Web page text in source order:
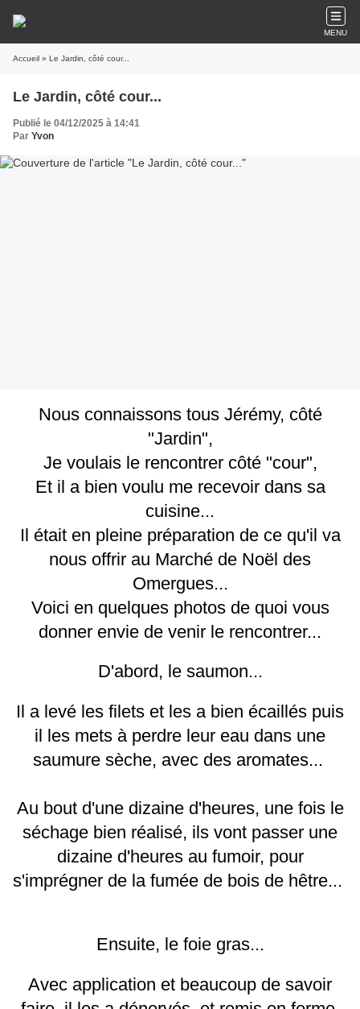
MENU
Accueil » Le Jardin, côté cour...
Le Jardin, côté cour...
Publié le 04/12/2025 à 14:41
Par Yvon
Nous connaissons tous Jérémy, côté
"Jardin",
Je voulais le rencontrer côté "cour",
Et il a bien voulu me recevoir dans sa
cuisine...
Il était en pleine préparation de ce qu'il va
nous offrir au Marché de Noël des
Omergues...
Voici en quelques photos de quoi vous
donner envie de venir le rencontrer...
D'abord, le saumon...
Il a levé les filets et les a bien écaillés puis
il les mets à perdre leur eau dans une
saumure sèche, avec des aromates...
Au bout d'une dizaine d'heures, une fois le
séchage bien réalisé, ils vont passer une
dizaine d'heures au fumoir, pour
s'imprégner de la fumée de bois de hêtre...
Ensuite, le foie gras...
Avec application et beaucoup de savoir